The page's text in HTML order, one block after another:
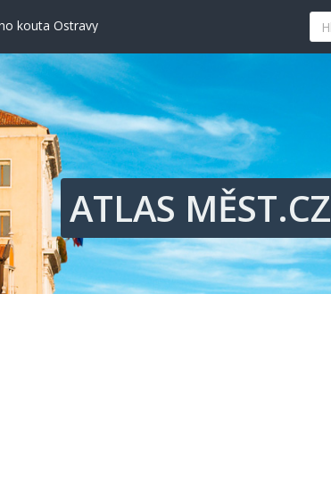
kouta Ostravy
tyrkysovým mořem
ty nejvýhodnější nabídky
historii i současné umění
kouta Ostravy
tradici a nejlepší paellu
tyrkysovým mořem
ty nejvýhodnější nabídky
ATLAS MĚST.CZ